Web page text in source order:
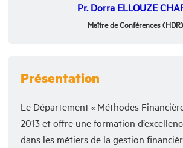
Pr. Dorra ELLOUZE
Maître de Conférences (HDR)
Présentation
Le Département « Méthodes
2013 et offre une formation
dans les métiers de la gestion